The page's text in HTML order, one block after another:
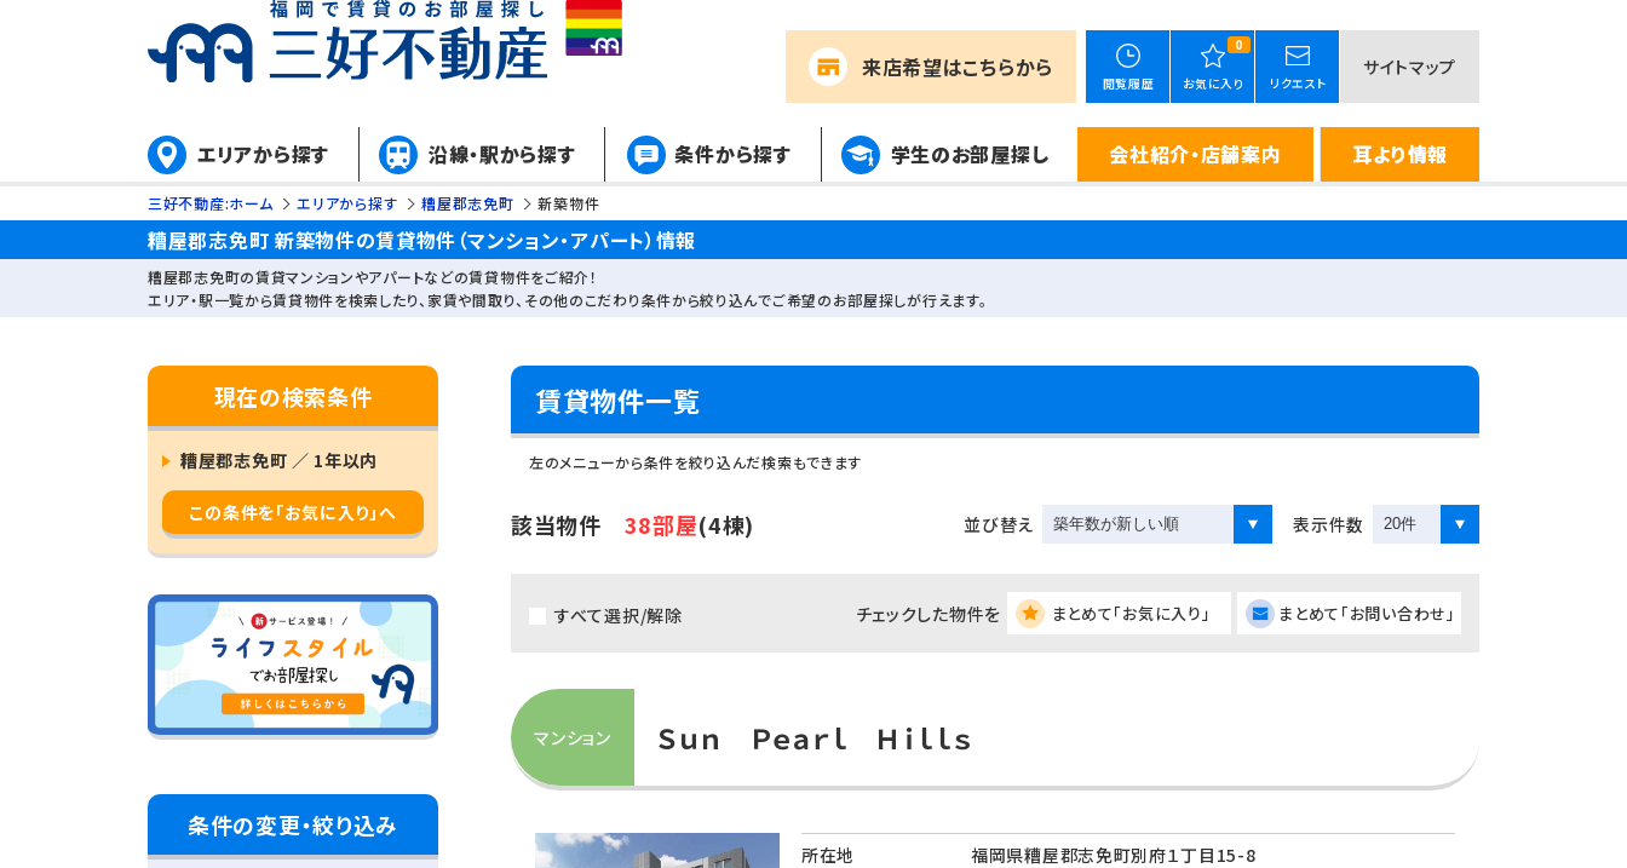
来店希望はこちらから
閲覧履歴
0
お気に入り リクエスト
サイトマップ
エリアから探す 沿線・駅から探す 条件から探す 学生のお部屋探し 会社紹介・店舗案内 耳より情報
三好不動産:ホーム エリアから探す 糟屋郡志免町 新築物件
糟屋郡志免町 新築物件の賃貸物件（マンション・アパート）情報
糟屋郡志免町の賃貸マンションやアパートなどの賃貸物件をご紹介！
エリア・駅一覧から賃貸物件を検索したり、家賃や間取り、その他のこだわり条件から絞り込んでご希望のお部屋探しが行えます。
現在の検索条件
糟屋郡志免町 ／ 1年以内
この条件を「お気に入り」へ
条件の変更・絞り込み
賃貸物件一覧
左のメニューから条件を絞り込んだ検索もできます
該当物件 38部屋(4棟) 並び替え 表示件数
すべて選択/解除 チェックした物件を まとめて「お気に入り」 まとめて「お問い合わせ」
マンション Ｓｕｎ Ｐｅａｒｌ Ｈｉｌｌｓ
所在地
福岡県糟屋郡志免町別府１丁目15-8